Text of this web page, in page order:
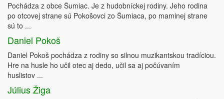
Pochádza z obce Šumiac. Je z hudobníckej rodiny. Jeho rodina
po otcovej strane sú Pokošovci zo Šumiaca, po maminej strane
sú to ...
Daniel Pokoš
Daniel Pokoš pochádza z rodiny so silnou muzikantskou tradíciou.
Hre na husle ho učil otec aj dedo, učil sa aj počúvaním
huslistov ...
Július Žiga